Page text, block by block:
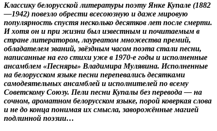
Классику белорусской литературы поэту Янке Купале (1882
—1942) повезло обрести всесоюзную и даже мировую
популярность спустя несколько десятков лет после смерти.
И хотя он и при жизни был известным и почитаемым в
стране литератором, лауреатом множества премий,
обладателем званий, звёздным часом поэта стали песни,
написанные на его стихи уже в 1970-е годы и исполненные
ансамблем «Песняры» Владимира Мулявина. Исполненные
на белорусском языке песни перепевались десятками
самодеятельных ансамблей и исполнителей по всему
Советскому Союзу. Пели песни Купалы без перевода — на
сочном, ароматном белорусском языке, порой коверкая слова
и не до конца понимая их смысла, заворожённые магией
подлинной поэзии…